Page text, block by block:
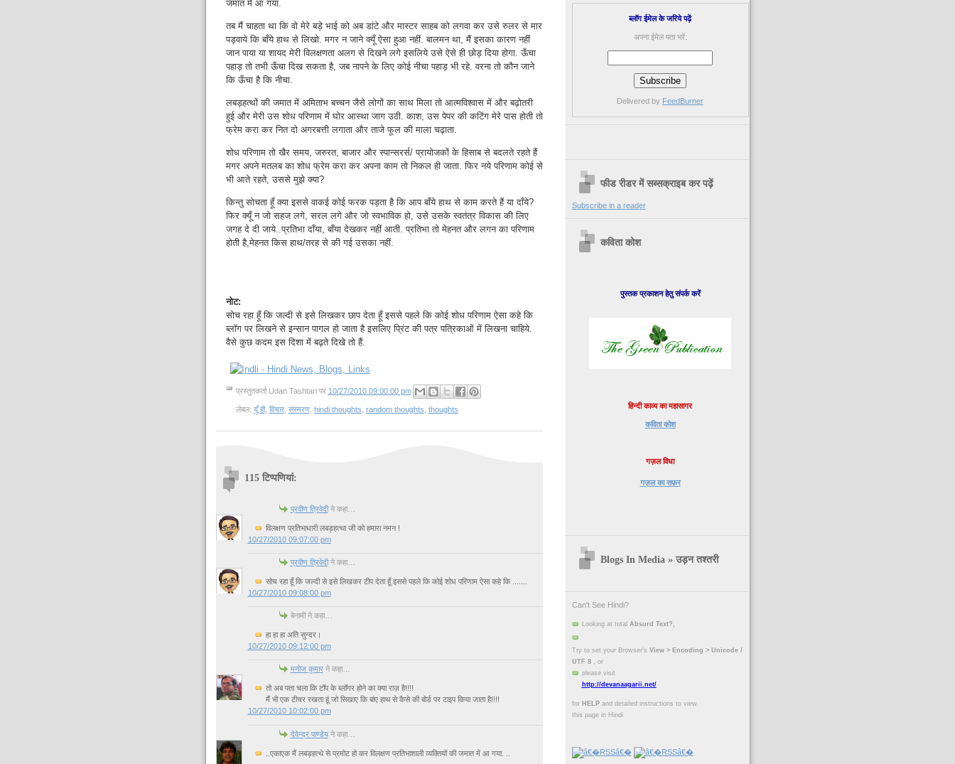
जमात में आ गया.
तब मैं चाहता था कि वो मेरे बड़े भाई को अब डांटे और मास्टर साहब को लगवा कर उसे रुलर से मार
पड़वाये कि बाँये हाथ से लिखो. मगर न जाने क्यूँ ऐसा हुआ नहीं. बालमन था, मैं इसका कारण नहीं
जान पाया या शायद मेरी विलक्षणता अलग से दिखने लगे इसलिये उसे ऐसे ही छोड़ दिया होगा. ऊँचा
पहाड़ तो तभी ऊँचा दिख सकता है, जब नापने के लिए कोई नीचा पहाड़ भी रहे. वरना तो कौन जाने
कि ऊँचा है कि नीचा.
लबड़हत्थों की जमात में अमिताभ बच्चन जैसे लोगों का साथ मिला तो आत्मविश्वास में और बढ़ोतरी
हुई और मेरी उस शोध परिणाम में घोर आस्था जाग उठी. काश, उस पेपर की कटिंग मेरे पास होती तो
फ्रेम करा कर नित दो अगरबत्ती लगाता और ताजे फूल की माला चढ़ाता.
शोध परिणाम तो खैर समय, जरुरत, बाजार और स्पान्सरर्स/ प्रायोजकों के हिसाब से बदलते रहते हैं
मगर अपने मतलब का शोध फ्रेम करा कर अपना काम तो निकल ही जाता. फिर नये परिणाम कोई से
भी आते रहते, उससे मुझे क्या?
किन्तु सोचता हूँ क्या इससे वाकई कोई फरक पड़ता है कि आप बाँये हाथ से काम करते हैं या दाँये?
फिर क्यूँ न जो सहज लगे, सरल लगे और जो स्वभाविक हो, उसे उसके स्वतंत्र विकास की लिए
जगह दे दी जाये..प्रतिभा दाँया, बाँया देखकर नहीं आती. प्रतिभा तो मेहनत और लगन का परिणाम
होती है,मेहनत किस हाथ/तरह से की गई उसका नहीं.
नोट:
सोच रहा हूँ कि जल्दी से इसे लिखकर छाप देता हूँ इससे पहले कि कोई शोध परिणाम ऐसा कहे कि
ब्लॉग पर लिखने से इन्सान पागल हो जाता है इसलिए प्रिंट की पत्र पत्रिकाओं में लिखना चाहिये.
वैसे कुछ कदम इस दिशा में बढ़ते दिखे तो हैं.
प्रस्तुतकर्ता Udan Tashtari पर 10/27/2010 09:00:00 pm
लेबल: यूँ ही, विचार, संस्मरण, hindi thoughts random thoughts thoughts
115 टिप्‍पणियां:
प्रवीण त्रिवेदीने कहा…
विलक्षण प्रतिभाधारी लबड़हत्था जी को हमारा नमन !
10/27/2010 09:07:00 pm
प्रवीण त्रिवेदीने कहा…
सोच रहा हूँ कि जल्दी से इसे लिखकर टीप देता हूँ इससे पहले कि कोई शोध परिणाम ऐसा कहे कि .......
10/27/2010 09:08:00 pm
बेनामी ने कहा…
हा हा हा अति सुन्दर।
10/27/2010 09:12:00 pm
मनोज कुमारने कहा…
तो अब पता चला कि टॉप के ब्लॉगर होने का क्या राज़ है!!!!
मैं भी एक टीचर रखता हूं जो सिखाए कि बांए हाथ से कैसे की बोर्ड पर टाइप किया जाता है!!!!
10/27/2010 10:02:00 pm
देवेन्द्र पाण्डेयने कहा…
..एकाएक मैं लबड़हत्थे से प्रमोट हो कर विलक्षण प्रतिभाशाली व्यक्तियों की जमात में आ गया. ..
ब्लॉग ईमेल के जरिये पढ़ें
अपना ईमेल पता भरें:
Delivered by FeedBurner
फीड रीडर में सब्सक्राइब कर पढ़ें
Subscribe in a reader
कविता कोश
पुस्तक प्रकाशन हेतु संपर्क करें
हिन्दी काव्य का महासागर
कविता कोश
गज़ल विधा
गज़ल का सफ़र
Blogs In Media » उड़न तश्तरी
Can't See Hindi?
Looking at total Absurd Text?,
Try to set your Browser's View > Encoding > Unicode /
UTF 8
, or
please visit
http://devanaagarii.net/
for HELPand detailed instructions to view
this page in Hindi